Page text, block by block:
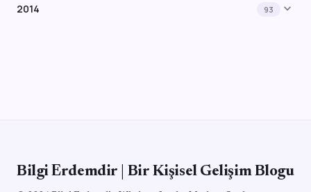
2014 93 expand_more
Bilgi Erdemdir | Bir Kişisel Gelişim Blogu